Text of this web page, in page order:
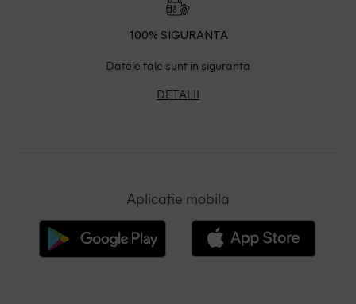
100% SIGURANTA
Datele tale sunt in siguranta
DETALII
Aplicatie mobila